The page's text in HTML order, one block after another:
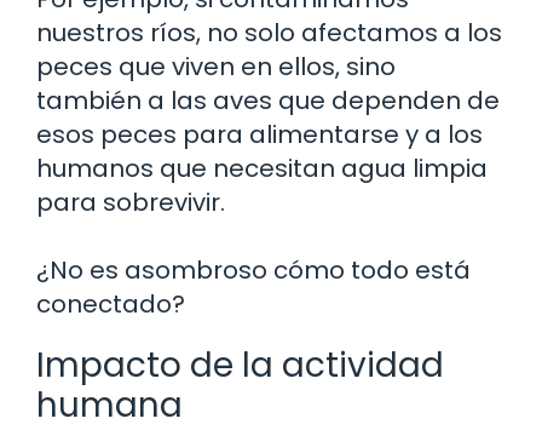
nuestros ríos, no solo afectamos a los
peces que viven en ellos, sino
también a las aves que dependen de
esos peces para alimentarse y a los
humanos que necesitan agua limpia
para sobrevivir.
¿No es asombroso cómo todo está
conectado?
Impacto de la actividad
humana